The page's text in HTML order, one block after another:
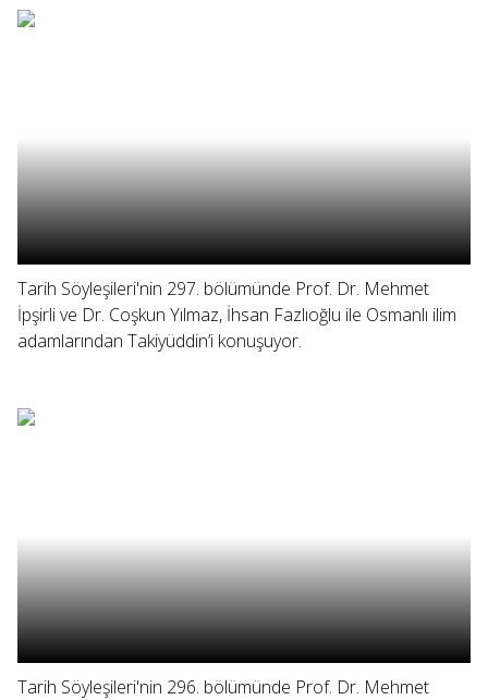
Tarih Söyleşileri'nin 297. bölümünde Prof. Dr. Mehmet
İpşirli ve Dr. Coşkun Yılmaz, İhsan Fazlıoğlu ile Osmanlı ilim
adamlarından Takiyüddin’i konuşuyor.
Tarih Söyleşileri'nin 296. bölümünde Prof. Dr. Mehmet